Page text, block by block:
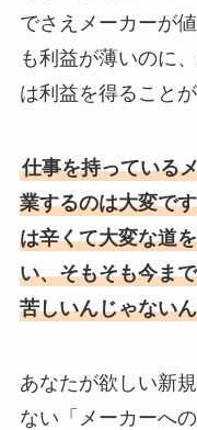
でさえメーカーが
も利益が薄いのに
は利益を得ること
仕事を持っている
業するのは大変で
は辛くて大変な道
い、そもそも今ま
苦しいんじゃない
あなたが欲しい新
ない「メーカーへ